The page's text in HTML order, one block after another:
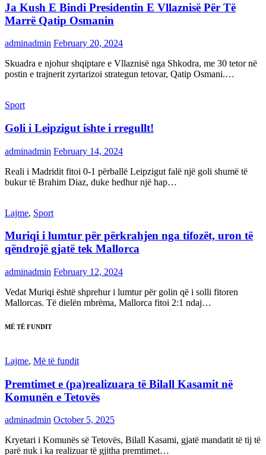
Ja Kush E Bindi Presidentin E Vllaznisë Për Të
Marrë Qatip Osmanin
adminadmin February 20, 2024
Skuadra e njohur shqiptare e Vllaznisë nga Shkodra, me 30 tetor në
postin e trajnerit zyrtarizoi strategun tetovar, Qatip Osmani.…
Sport
Goli i Leipzigut ishte i rregullt!
adminadmin February 14, 2024
Reali i Madridit fitoi 0-1 përballë Leipzigut falë një goli shumë të
bukur të Brahim Diaz, duke hedhur një hap…
Lajme, Sport
Muriqi i lumtur për përkrahjen nga tifozët, uron të
qëndrojë gjatë tek Mallorca
adminadmin February 12, 2024
Vedat Muriqi është shprehur i lumtur për golin që i solli fitoren
Mallorcas. Të dielën mbrëma, Mallorca fitoi 2:1 ndaj…
MË TË FUNDIT
Lajme, Më të fundit
Premtimet e (pa)realizuara të Bilall Kasamit në
Komunën e Tetovës
adminadmin October 5, 2025
Kryetari i Komunës së Tetovës, Bilall Kasami, gjatë mandatit të tij të
parë nuk i ka realizuar të gjitha premtimet…